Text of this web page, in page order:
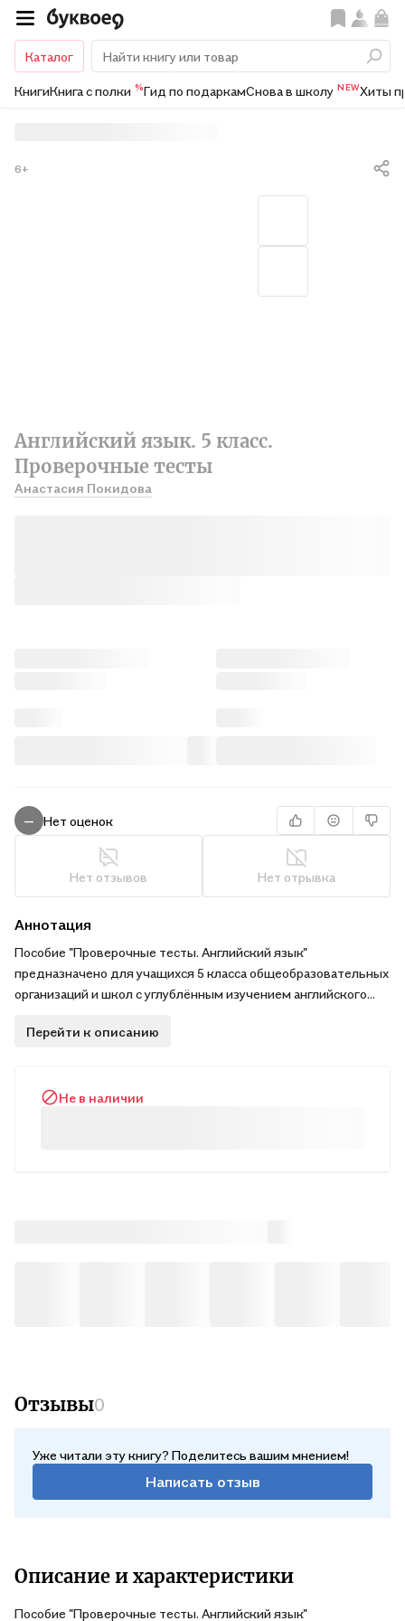
Каталог
КнигиКнига с полки %Гид по подаркамСнова в школу NEWХиты
Английский язык. 5 класс.
Проверочные тесты
Анастасия Покидова
6+
— Нет оценок
Нет отзывов Нет отрывка
Аннотация
Пособие "Проверочные тесты. Английский язык"
предназначено для учащихся 5 класса общеобразовательных
организаций и школ с углублённым изучением английского
области грамматики, лексики и аудирования.
– в форматах стандартизированных тестов;
Перейти к описанию
Не в наличии
Отзывы0
Уже читали эту книгу? Поделитесь вашим мнением!
Написать отзыв
Описание и характеристики
Пособие "Проверочные тесты. Английский язык"